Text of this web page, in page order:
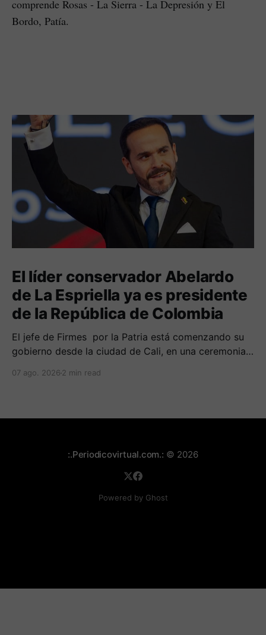
comprende Rosas - La Sierra - La Depresión y El
Bordo, Patía.
El líder conservador Abelardo
de La Espriella ya es presidente
de la República de Colombia
El jefe de Firmes por la Patria está comenzando su
gobierno desde la ciudad de Cali, en una ceremonia
gobiernos conservadores.
07 ago. 2026 2 min read
:.Periodicovirtual.com.: © 2026
Powered by Ghost